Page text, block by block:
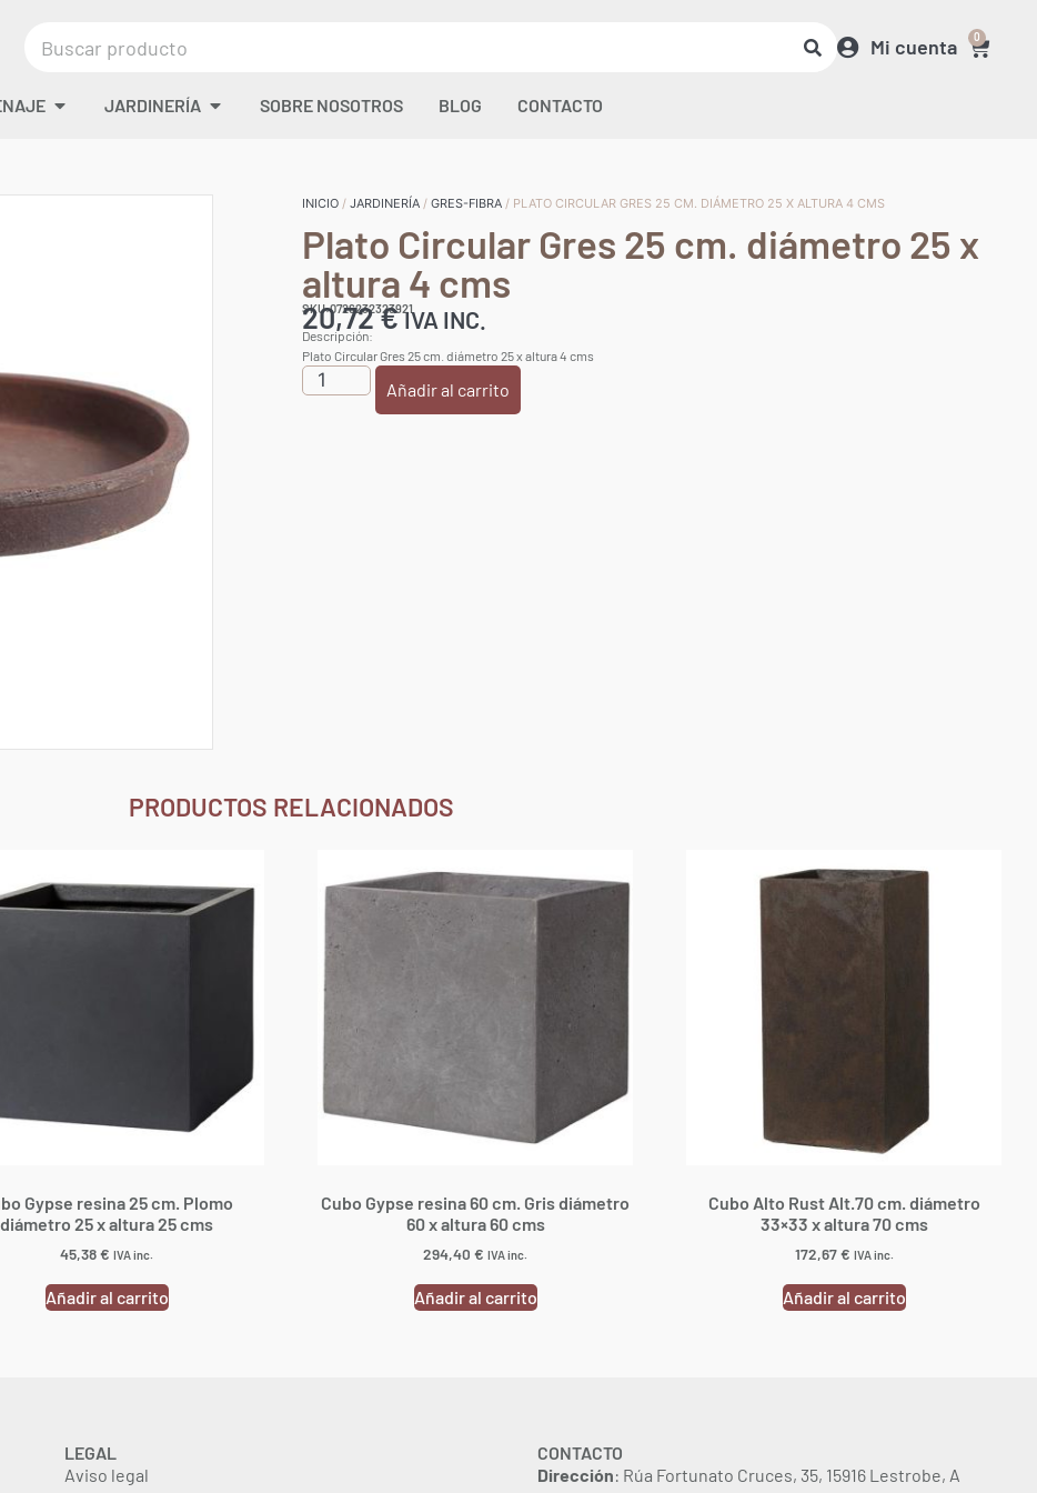
Mi cuenta 0
JARDINERÍA SOBRE NOSOTROS BLOG CONTACTO
INICIO / JARDINERÍA / GRES-FIBRA / PLATO CIRCULAR GRES 25 CM. DIÁMETRO 25 X ALTURA 4 CMS
Plato Circular Gres 25 cm. diámetro 25 x
altura 4 cms
SKU:0726232323921
20,72€IVA INC.
Descripción:
Plato Circular Gres 25 cm. diámetro 25 x altura 4 cms
Añadir al carrito
PRODUCTOS RELACIONADOS
Gypse resina 25 cm. Plomo
diámetro 25 x altura 25 cms
45,38€ IVA inc.
Añadir al carrito
Cubo Gypse resina 60 cm. Gris diámetro
60 x altura 60 cms
294,40 € IVA inc.
Añadir al carrito
Cubo Alto Rust Alt.70 cm. diámetro
33×33 x altura 70 cms
172,67€ IVA inc.
Añadir al carrito
LEGAL
Aviso legal
CONTACTO
Dirección: Rúa Fortunato Cruces, 35, 15916 Lestrobe, A